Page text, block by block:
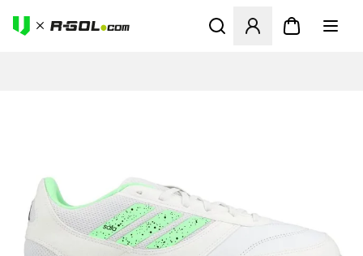
Abre un modal para iniciar